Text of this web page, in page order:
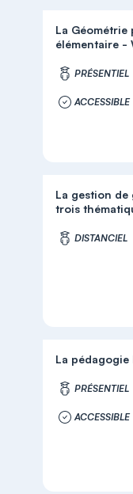
La
élémentaire -
PRÉSENTIEL
ACCESSIBLE
La gestion
trois
DISTANCIEL
La
PRÉSENTIEL
ACCESSIBLE